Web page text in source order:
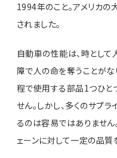
1994年のこと。アメリカ
されました。
自動車の性能は、時として
障で人の命を奪うことが
程で使用する部品1つひと
せん。しかし、多くのサプ
るのは容易ではありません
ェーンに対して一定の品質